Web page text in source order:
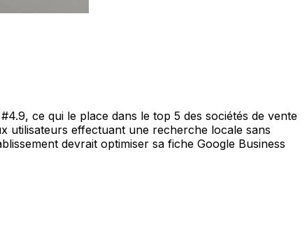
ce qui le place dans le top 5 des sociétés de vente
utilisateurs effectuant une recherche locale sans
devrait optimiser sa fiche Google Business